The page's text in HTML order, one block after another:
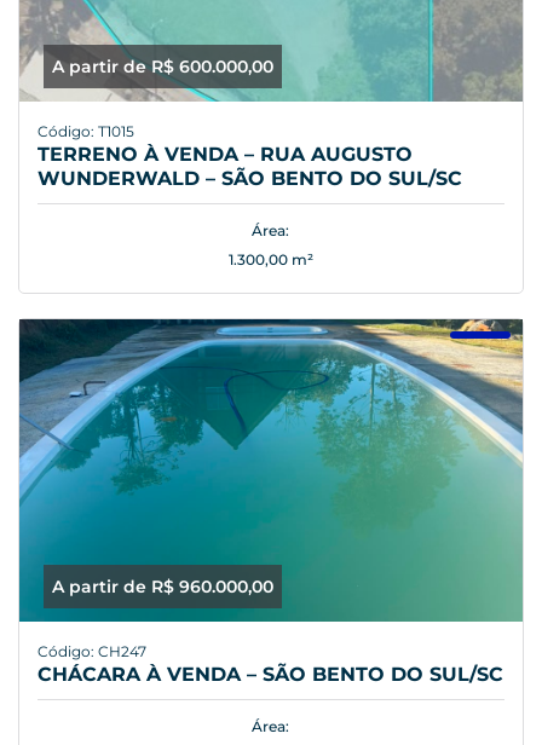
A partir de R$ 600.000,00
Código: T1015
TERRENO À VENDA – RUA AUGUSTO
WUNDERWALD – SÃO BENTO DO SUL/SC
Área:
1.300,00 m²
A partir de R$ 960.000,00
Código: CH247
CHÁCARA À VENDA – SÃO BENTO DO SUL/SC
Área: